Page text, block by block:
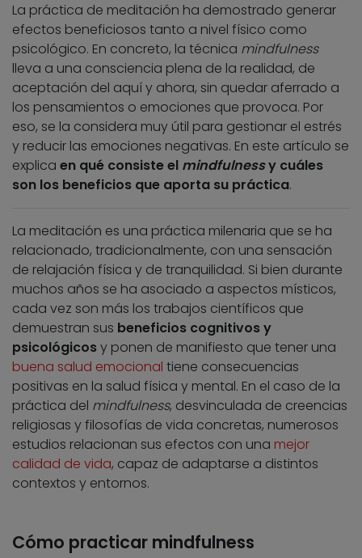
La práctica de meditación ha demostrado generar
efectos beneficiosos tanto a nivel físico como
psicológico. En concreto, la técnica mindfulness
lleva a una consciencia plena de la realidad, de
aceptación del aquí y ahora, sin quedar aferrado a
los pensamientos o emociones que provoca. Por
eso, se la considera muy útil para gestionar el estrés
y reducir las emociones negativas. En este artículo se
explica en qué consiste el mindfulnessy cuáles
son los beneficios que aporta su práctica.
La meditación es una práctica milenaria que se ha
relacionado, tradicionalmente, con una sensación
de relajación física y de tranquilidad. Si bien durante
muchos años se ha asociado a aspectos místicos,
cada vez son más los trabajos científicos que
demuestran sus beneficios cognitivos y
psicológicosy ponen de manifiesto que tener una
buena salud emocional tiene consecuencias
positivas en la salud física y mental. En el caso de la
práctica del mindfulness, desvinculada de creencias
religiosas y filosofías de vida concretas, numerosos
estudios relacionan sus efectos con una mejor
calidad de vida, capaz de adaptarse a distintos
contextos y entornos.
Cómo practicar mindfulness